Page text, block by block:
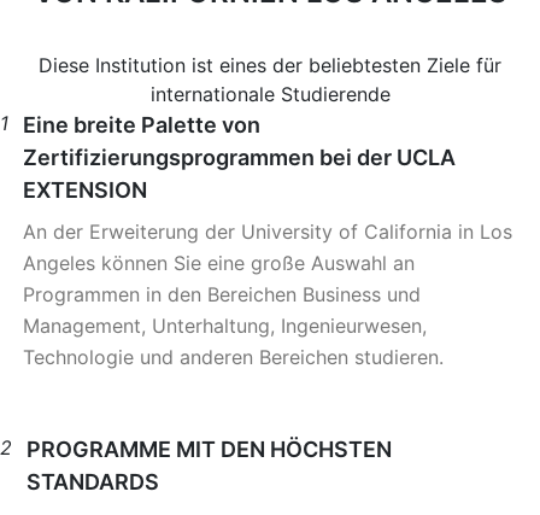
Diese Institution ist eines der beliebtesten Ziele für
internationale Studierende
1
Eine breite Palette von
Zertifizierungsprogrammen bei der UCLA
EXTENSION
An der Erweiterung der University of California in Los
Angeles können Sie eine große Auswahl an
Programmen in den Bereichen Business und
Management, Unterhaltung, Ingenieurwesen,
Technologie und anderen Bereichen studieren.
2
PROGRAMME MIT DEN HÖCHSTEN
STANDARDS